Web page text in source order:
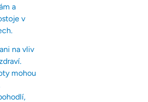
a
v
na vliv
mohou